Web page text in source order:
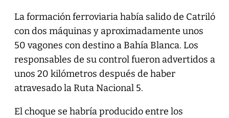
La formación ferroviaria había salido de Catriló
con dos máquinas y aproximadamente unos
50 vagones con destino a Bahía Blanca. Los
responsables de su control fueron advertidos a
unos 20 kilómetros después de haber
atravesado la Ruta Nacional 5.
El choque se habría producido entre los